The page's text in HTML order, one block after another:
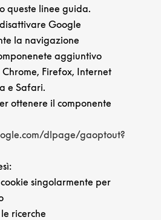
queste linee guida.
Google
la navigazione
aggiuntivo
Firefox, Internet
e Safari.
ottenere il componente
dlpage/gaoptout?
singolarmente per
ricerche